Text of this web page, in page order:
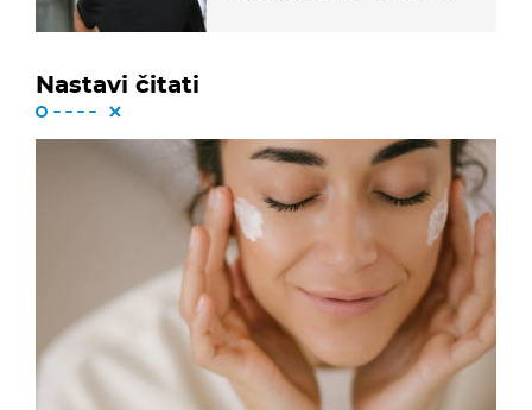
Nastavi čitati